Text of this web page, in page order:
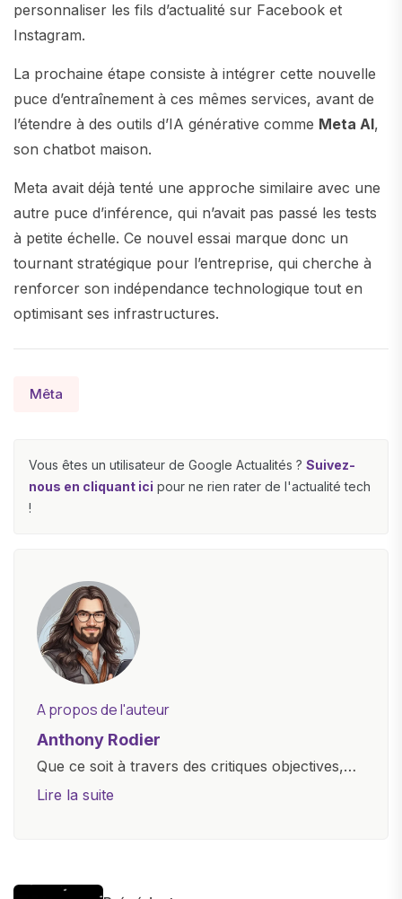
personnaliser les fils d’actualité sur Facebook et
Instagram.
La prochaine étape consiste à intégrer cette nouvelle
puce d’entraînement à ces mêmes services, avant de
l’étendre à des outils d’IA générative comme Meta AI,
son chatbot maison.
Meta avait déjà tenté une approche similaire avec une
autre puce d’inférence, qui n’avait pas passé les tests
à petite échelle. Ce nouvel essai marque donc un
tournant stratégique pour l’entreprise, qui cherche à
renforcer son indépendance technologique tout en
optimisant ses infrastructures.
Mêta
Vous êtes un utilisateur de Google Actualités ? Suivez-
nous en cliquant ici pour ne rien rater de l'actualité tech
!
A propos de l'auteur
Anthony Rodier
Que ce soit à travers des critiques objectives,
des guides d'achat ou des analyses
lumière les aspects pratiques de ces
Lire la suite